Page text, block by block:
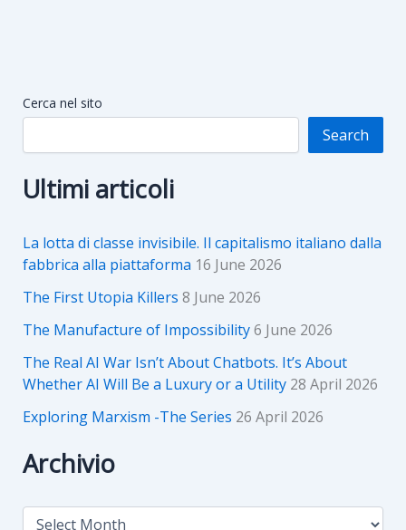
Cerca nel sito
Search
Ultimi articoli
La lotta di classe invisibile. Il capitalismo italiano dalla
fabbrica alla piattaforma 16 June 2026
The First Utopia Killers 8 June 2026
The Manufacture of Impossibility6 June 2026
The Real AI War Isn’t About Chatbots. It’s About
Whether AI Will Be a Luxury or a Utility 28 April 2026
Exploring Marxism -The Series 26 April 2026
Archivio
A